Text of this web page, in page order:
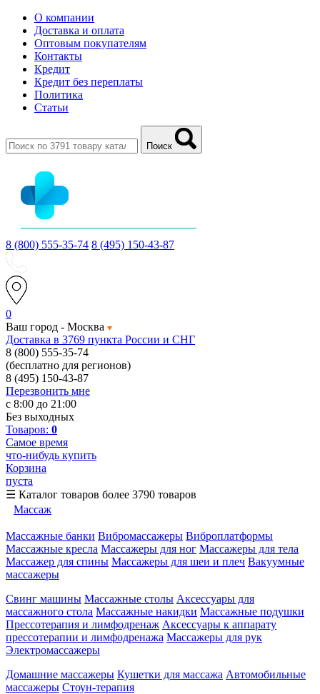
О компании
Доставка и оплата
Оптовым покупателям
Контакты
Кредит
Кредит без переплаты
Политика
Статьи
Поиск
8 (800) 555-35-74 8 (495) 150-43-87
0
Ваш город - Москва
Доставка в 3769 пункта России и СНГ
8 (800) 555-35-74
(бесплатно для регионов)
8 (495) 150-43-87
Перезвонить мне
с 8:00 до 21:00
Без выходных
Товаров: 0
Самое время
что-нибудь купить
Корзина
пуста
☰ Каталог товаров более 3790 товаров
Массаж
Массажные банки Вибромассажеры Виброплатформы
Массажные кресла Массажеры для ног Массажеры для тела
Массажер для спины Массажеры для шеи и плеч Вакуумные
массажеры
Свинг машины Массажные столы Аксессуары для
массажного стола Массажные накидки Массажные подушки
Прессотерапия и лимфодренаж Аксессуары к аппарату
прессотерапии и лимфодренажа Массажеры для рук
Электромассажеры
Домашние массажеры Кушетки для массажа Автомобильные
массажеры Стоун-терапия